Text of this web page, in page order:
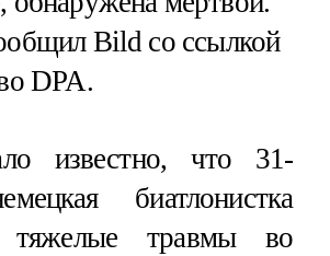
Bild со ссылкой
DPA.
известно, что 31-
биатлонистка
тяжелые травмы во